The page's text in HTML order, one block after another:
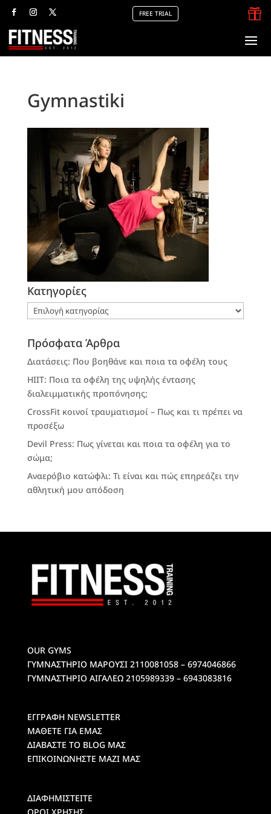
FREE TRIAL 
Gymnastiki
Kατηγορίες
Kατηγορίες
Πρόσφατα Άρθρα
Διατάσεις: Που βοηθάνε και ποια τα οφέλη τους
HIIT: Ποια τα οφέλη της υψηλής έντασης
διαλειμματικής προπόνησης;
CrossFit κοινοί τραυματισμοί – Πως και τι πρέπει να
προσέξω
Devil Press: Πως γίνεται και ποια τα οφέλη για το
σώμα;
Αναερόβιο κατώφλι: Τι είναι και πώς επηρεάζει την
αθλητική μου απόδοση
OUR GYMS
ΓΥΜΝΑΣΤΗΡΙΟ ΜΑΡΟΥΣΙ2110081058 – 6974046866
ΓΥΜΝΑΣΤΗΡΙΟ ΑΙΓΑΛΕΩ2105989339 – 6943083816
ΕΓΓΡΑΦΗ NEWSLETTER
ΜΑΘΕΤΕ ΓΙΑ ΕΜΑΣ
ΔΙΑΒΑΣΤΕ ΤΟ BLOG ΜΑΣ
ΕΠΙΚΟΙΝΩΝΗΣΤΕ ΜΑΖΙ ΜΑΣ
ΔΙΑΦΗΜΙΣΤΕΙΤΕ
ΟΡΟΙ ΧΡΗΣΗΣ